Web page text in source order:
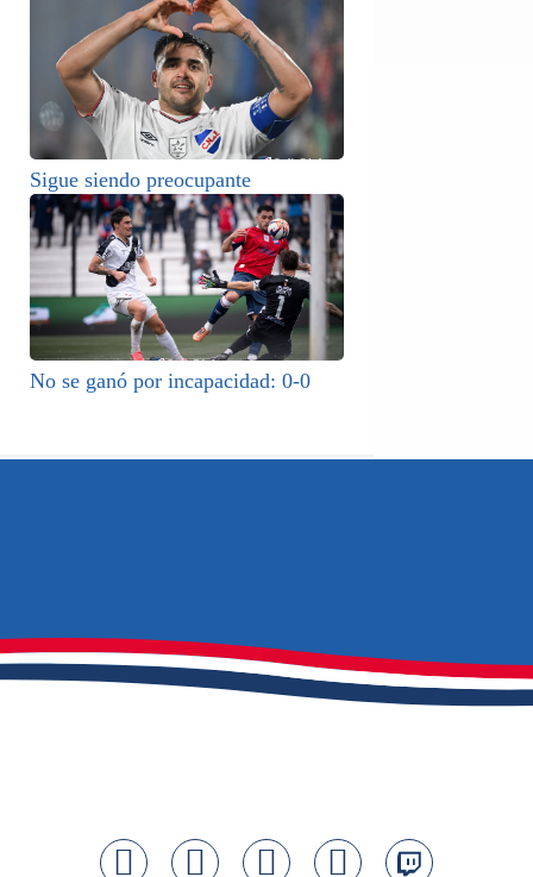
Sigue siendo preocupante
No se ganó por incapacidad: 0-0